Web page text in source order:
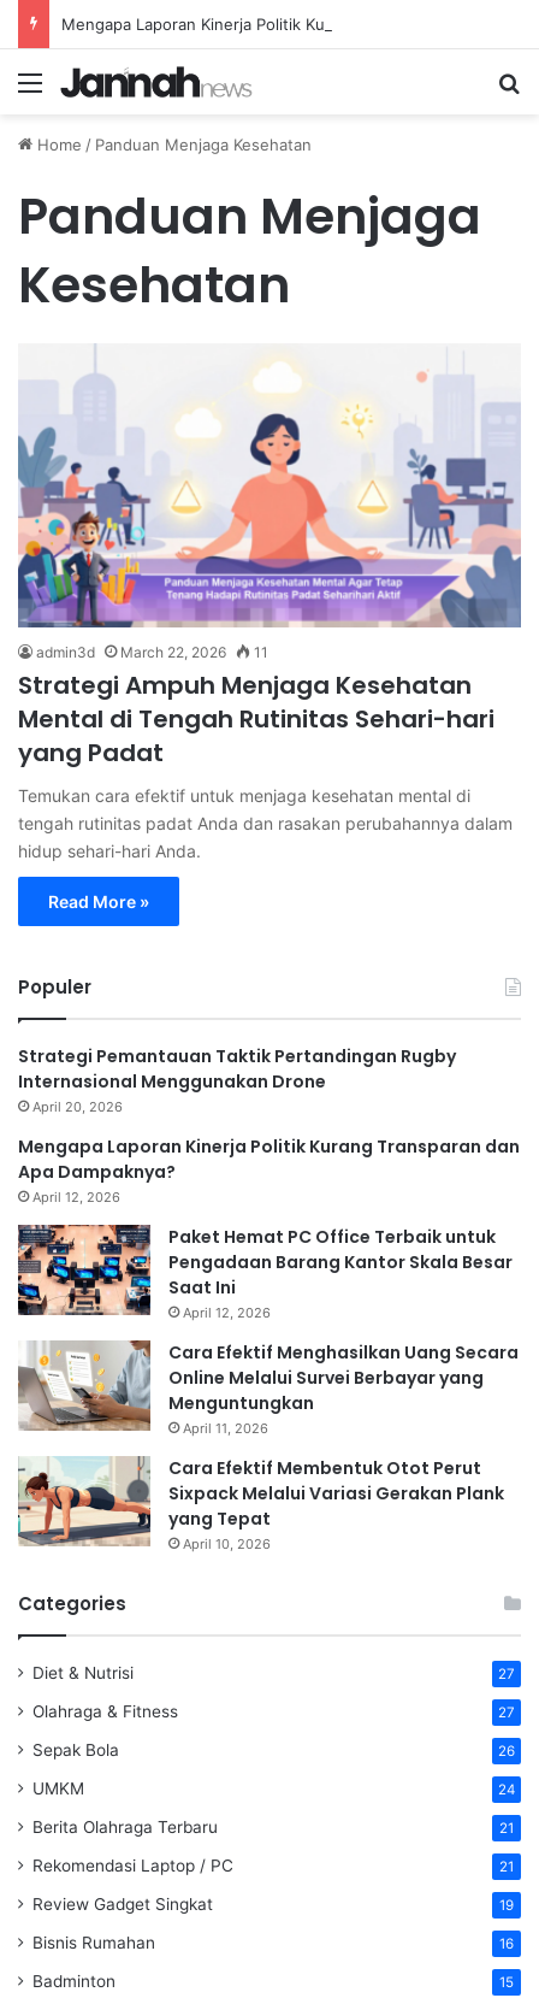
Menu
Home / Panduan Menjaga Kesehatan
Panduan Menjaga
Kesehatan
admin3d March 22, 2026 11
Strategi Ampuh Menjaga Kesehatan
Mental di Tengah Rutinitas Sehari-hari
yang Padat
Temukan cara efektif untuk menjaga kesehatan mental di
tengah rutinitas padat Anda dan rasakan perubahannya dalam
hidup sehari-hari Anda.
Read More »
Populer
Strategi Pemantauan Taktik Pertandingan Rugby
Internasional Menggunakan Drone
April 20, 2026
Mengapa Laporan Kinerja Politik Kurang Transparan dan
Apa Dampaknya?
April 12, 2026
Paket Hemat PC Office Terbaik untuk
Pengadaan Barang Kantor Skala Besar
Saat Ini
April 12, 2026
Cara Efektif Menghasilkan Uang Secara
Online Melalui Survei Berbayar yang
Menguntungkan
April 11, 2026
Cara Efektif Membentuk Otot Perut
Sixpack Melalui Variasi Gerakan Plank
yang Tepat
April 10, 2026
Categories
Diet & Nutrisi 27
Olahraga & Fitness 27
Sepak Bola 26
UMKM 24
Berita Olahraga Terbaru 21
Rekomendasi Laptop / PC 21
Review Gadget Singkat 19
Bisnis Rumahan 16
Badminton 15